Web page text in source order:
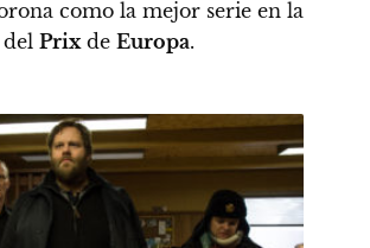
como la mejor serie en la
Prix de Europa.